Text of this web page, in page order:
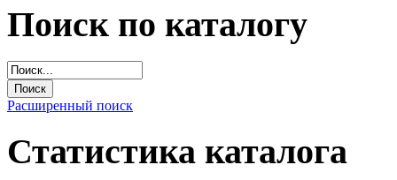
Поиск по каталогу
Расширенный поиск
Статистика каталога